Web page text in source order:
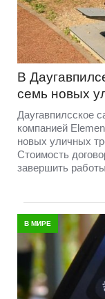
В
семь новых
Даугавпилсское
компанией
новых уличных
Стоимость
завершить
В МИРЕ